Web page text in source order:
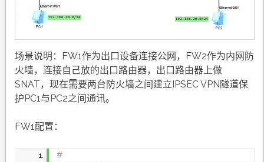
场景说明：FW1作为出口设备连接公网，FW2作为内网防
火墙，连接自己放的出口路由器，出口路由器上做
SNAT，现在需要两台防火墙之间建立IPSEC VPN隧道保
护PC1与PC2之间通讯。
FW1配置：
#